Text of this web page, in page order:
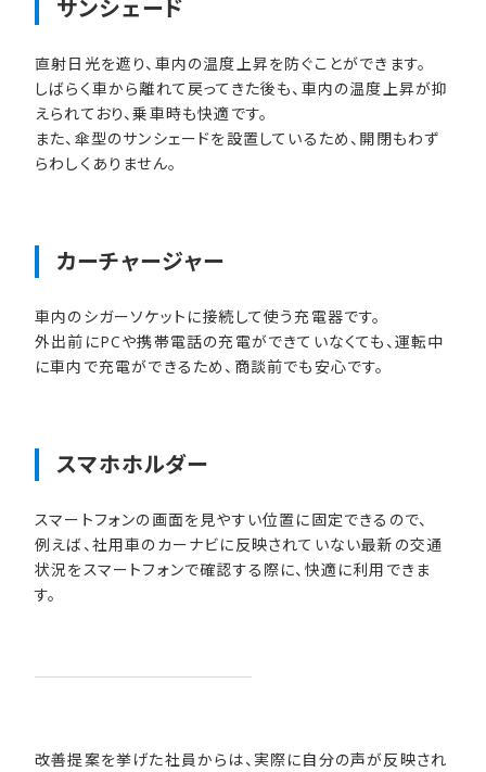
サンシェード
直射日光を遮り、車内の温度上昇を防ぐことができます。
しばらく車から離れて戻ってきた後も、車内の温度上昇が抑
えられており、乗車時も快適です。
また、傘型のサンシェードを設置しているため、開閉もわず
らわしくありません。
カーチャージャー
車内のシガーソケットに接続して使う充電器です。
外出前にPCや携帯電話の充電ができていなくても、運転中
に車内で充電ができるため、商談前でも安心です。
スマホホルダー
スマートフォンの画面を見やすい位置に固定できるので、
例えば、社用車のカーナビに反映されていない最新の交通
状況をスマートフォンで確認する際に、快適に利用できま
す。
改善提案を挙げた社員からは、実際に自分の声が反映され